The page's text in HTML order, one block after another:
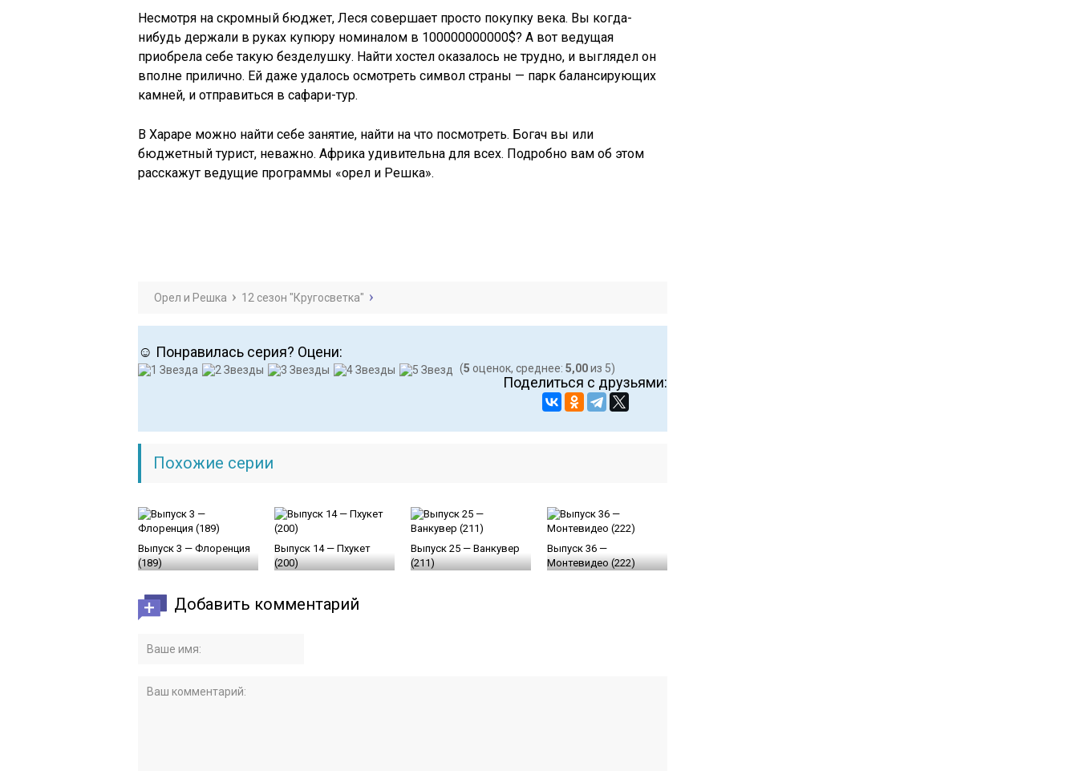
Несмотря на скромный бюджет, Леся совершает просто покупку века. Вы когда-
нибудь держали в руках купюру номиналом в 100000000000$? А вот ведущая
приобрела себе такую безделушку. Найти хостел оказалось не трудно, и выглядел он
вполне прилично. Ей даже удалось осмотреть символ страны — парк балансирующих
камней, и отправиться в сафари-тур.
В Хараре можно найти себе занятие, найти на что посмотреть. Богач вы или
бюджетный турист, неважно. Африка удивительна для всех. Подробно вам об этом
расскажут ведущие программы «орел и Решка».
Орел и Решка 12 сезон "Кругосветка"
☺ Понравилась серия? Оцени:
(5 оценок, среднее: 5,00из 5)
Поделиться с друзьями:
Похожие серии
Выпуск 3 — Флоренция
(189)
Выпуск 14 — Пхукет
(200)
Выпуск 25 — Ванкувер
(211)
Выпуск 36 —
Монтевидео (222)
Добавить комментарий